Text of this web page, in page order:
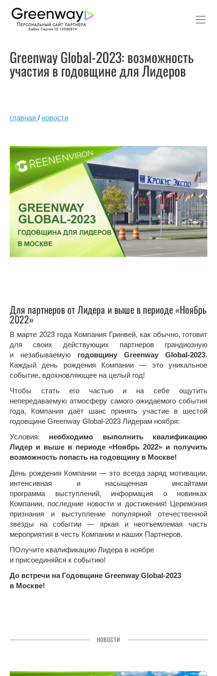
Greenway Global-2023: возможность
участия в годовщине для Лидеров
главная / новости
Для партнеров от Лидера и выше в периоде «Ноябрь
2022»
В марте 2023 года Компания Гринвей, как обычно, готовит
для своих действующих партнеров грандиозную
и незабываемую годовщину Greenway Global-2023.
Каждый день рождения Компании — это уникальное
событие, вдохновляющее на целый год!
Чтобы стать его частью и на себе ощутить
непередаваемую атмосферу самого ожидаемого события
года, Компания даёт шанс принять участие в шестой
годовщине Greenway Global-2023 Лидерам ноября:
Условия: необходимо выполнить квалификацию
Лидер и выше в периоде «Ноябрь 2022» и получить
возможность попасть на годовщину в Москве!
День рождения Компании — это всегда заряд мотивации,
интенсивная и насыщенная инсайтами
программа выступлений, информация о новинках
Компании, последние новости и достижения! Церемония
признания и выступление популярной отечественной
звезды на событии — яркая и неотъемлемая часть
мероприятия в честь Компании и наших Партнеров.
ПОлучите квалификацию Лидера в ноябре
и присоединяйся к событию!
До встречи на Годовщине Greenway Global-2023
в Москве!
НОВОСТИ